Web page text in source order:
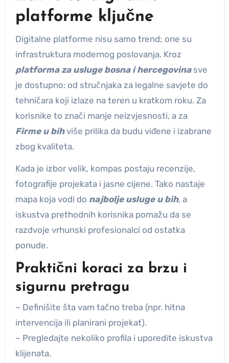
platforme ključne
Digitalne platforme nisu samo trend; one su
infrastruktura modernog poslovanja. Kroz
platforma za usluge bosna i hercegovinasve
je dostupno: od stručnjaka za legalne savjete do
tehničara koji izlaze na teren u kratkom roku. Za
korisnike to znači manje neizvjesnosti, a za
Firme u bihviše prilika da budu viđene i izabrane
zbog kvaliteta.
Kada je izbor velik, kompas postaju recenzije,
fotografije projekata i jasne cijene. Tako nastaje
mapa koja vodi do najbolje usluge u bih, a
iskustva prethodnih korisnika pomažu da se
razdvoje vrhunski profesionalci od ostatka
ponude.
Praktični koraci za brzu i
sigurnu pretragu
– Definišite šta vam tačno treba (npr. hitna
intervencija ili planirani projekat).
– Pregledajte nekoliko profila i uporedite iskustva
klijenata.